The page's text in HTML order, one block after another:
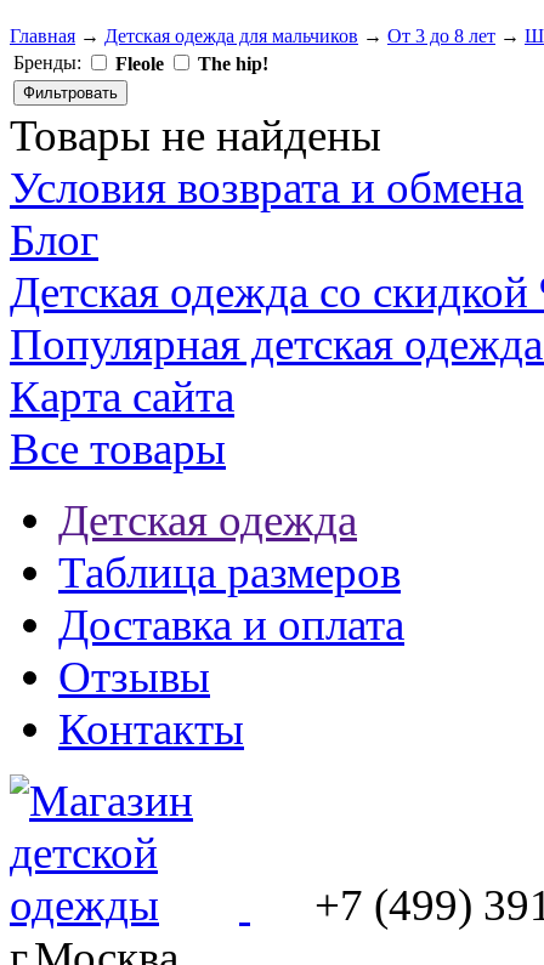
Главная → Детская одежда для мальчиков → От 3 до 8 лет →
Бренды:
Fleole The hip!
Товары не найдены
Условия возврата и обмена
Блог
Детская одежда со скидкой
Популярная детская
Карта сайта
Все товары
Детская одежда
Таблица размеров
Доставка и оплата
Отзывы
Контакты
+7 (499)